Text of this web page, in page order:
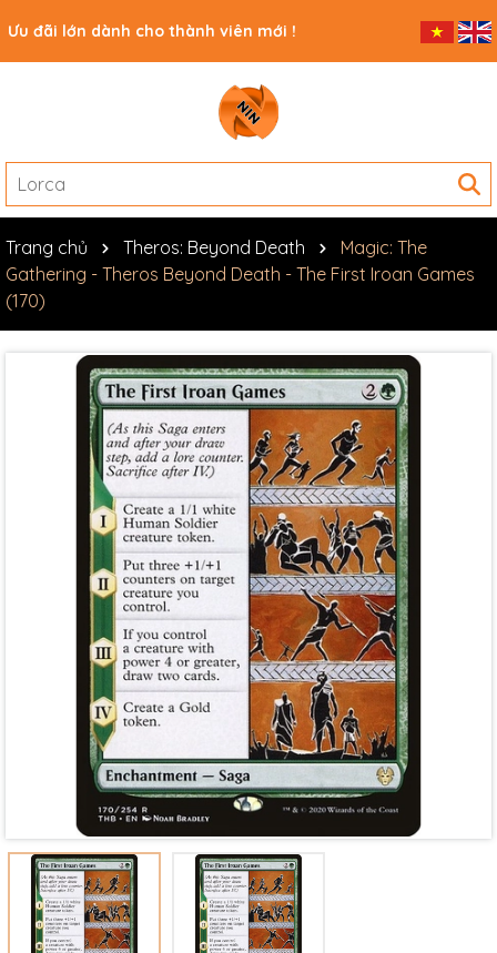
Ưu đãi lớn dành cho thành viên mới !
Trang chủ Theros: Beyond Death
Magic: The
Gathering - Theros Beyond Death - The First Iroan Games
(170)
Mã giảm giá:
Ngày hết hạn:
Điều kiện: